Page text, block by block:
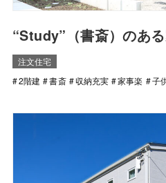
“Study”（書斎）のあ
注文住宅
2階建
書斎 収納充実 家事楽 子